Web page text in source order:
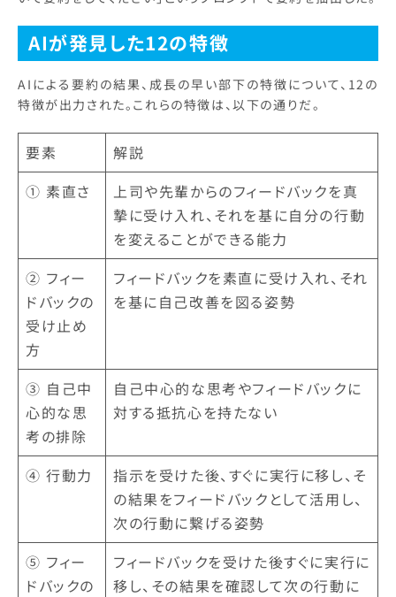
AIが発見した12の特徴
AIによる要約の結果、成長の早い部下の特徴について、12の
特徴が出力された。これらの特徴は、以下の通りだ。
要素
解説
① 素直さ
上司や先輩からのフィードバックを真
摯に受け入れ、それを基に自分の行動
を変えることができる能力
② フィー
ドバックの
受け止め
方
フィードバックを素直に受け入れ、それ
を基に自己改善を図る姿勢
③ 自己中
心的な思
考の排除
自己中心的な思考やフィードバックに
対する抵抗心を持たない
④ 行動力
指示を受けた後、すぐに実行に移し、そ
の結果をフィードバックとして活用し、
次の行動に繋げる姿勢
⑤ フィー
ドバックの
フィードバックを受けた後すぐに実行に
移し、その結果を確認して次の行動に